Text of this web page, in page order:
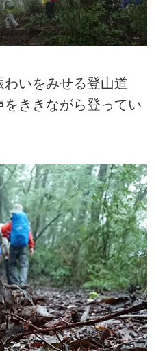
わいをみせる登山道
ききながら登ってい